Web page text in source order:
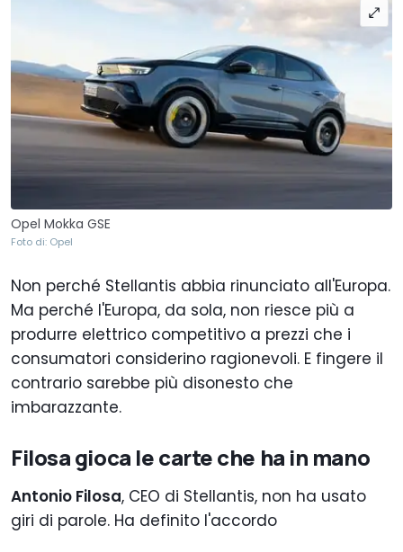
Opel Mokka GSE
Foto di: Opel
Non perché Stellantis abbia rinunciato all'Europa.
Ma perché l'Europa, da sola, non riesce più a
produrre elettrico competitivo a prezzi che i
consumatori considerino ragionevoli. E fingere il
contrario sarebbe più disonesto che
imbarazzante.
Filosa gioca le carte che ha in mano
Antonio Filosa, CEO di Stellantis, non ha usato
giri di parole. Ha definito l'accordo